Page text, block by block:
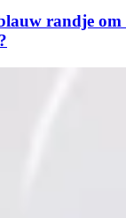
randje om